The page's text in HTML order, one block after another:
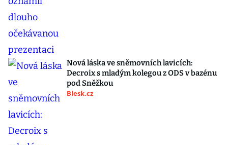
Nová láska ve sněmovních lavicích:
Decroix s mladým kolegou z ODS v bazénu
pod Sněžkou
Blesk.cz